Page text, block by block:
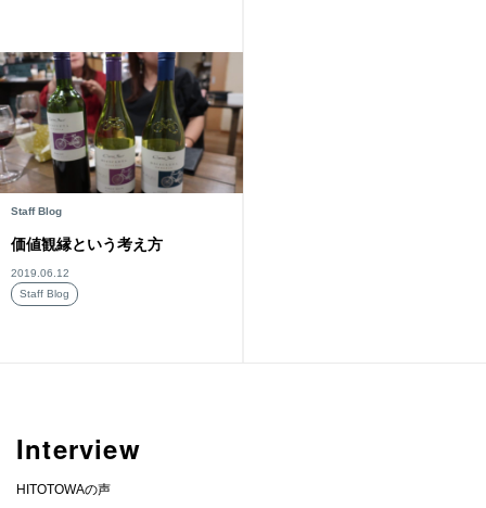
Staff Blog
価値観縁という考え方
2019.06.12
Staff Blog
Interview
HITOTOWAの声